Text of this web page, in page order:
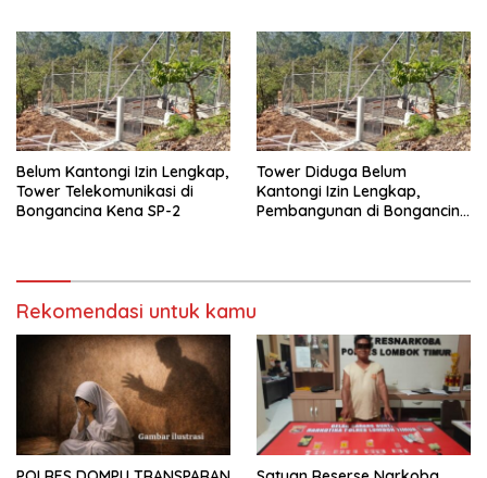
Belum Kantongi Izin Lengkap,
Tower Telekomunikasi di
Bongancina Kena SP-2
Tower Diduga Belum
Kantongi Izin Lengkap,
Pembangunan di Bongancina
Rekomendasi untuk kamu